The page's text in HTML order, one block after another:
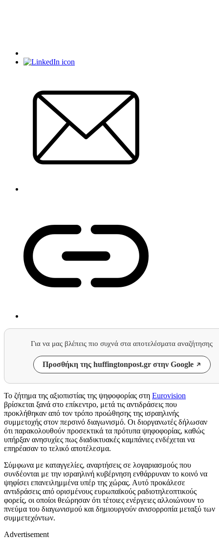
Για να μας βλέπεις πιο συχνά στα αποτελέσματα αναζήτησης
Προσθήκη της huffingtonpost.gr στην Google
Το ζήτημα της αξιοπιστίας της ψηφοφορίας στη Eurovision
βρίσκεται ξανά στο επίκεντρο, μετά τις αντιδράσεις που
προκλήθηκαν από τον τρόπο προώθησης της ισραηλινής
συμμετοχής στον περσινό διαγωνισμό. Οι διοργανωτές δήλωσαν
ότι παρακολουθούν προσεκτικά τα πρότυπα ψηφοφορίας, καθώς
υπήρξαν ανησυχίες πως διαδικτυακές καμπάνιες ενδέχεται να
επηρέασαν το τελικό αποτέλεσμα.
Σύμφωνα με καταγγελίες, αναρτήσεις σε λογαριασμούς που
συνδέονται με την ισραηλινή κυβέρνηση ενθάρρυναν το κοινό να
ψηφίσει επανειλημμένα υπέρ της χώρας. Αυτό προκάλεσε
αντιδράσεις από ορισμένους ευρωπαϊκούς ραδιοτηλεοπτικούς
φορείς, οι οποίοι θεώρησαν ότι τέτοιες ενέργειες αλλοιώνουν το
πνεύμα του διαγωνισμού και δημιουργούν ανισορροπία μεταξύ των
συμμετεχόντων.
Advertisement